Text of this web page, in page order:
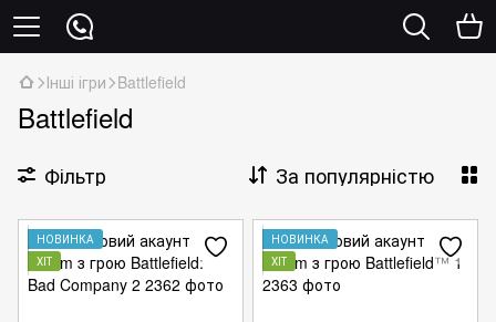
Інші ігри Battlefield
Battlefield
Фільтр За популярністю
НОВИНКА
ХІТ
НОВИНКА
ХІТ